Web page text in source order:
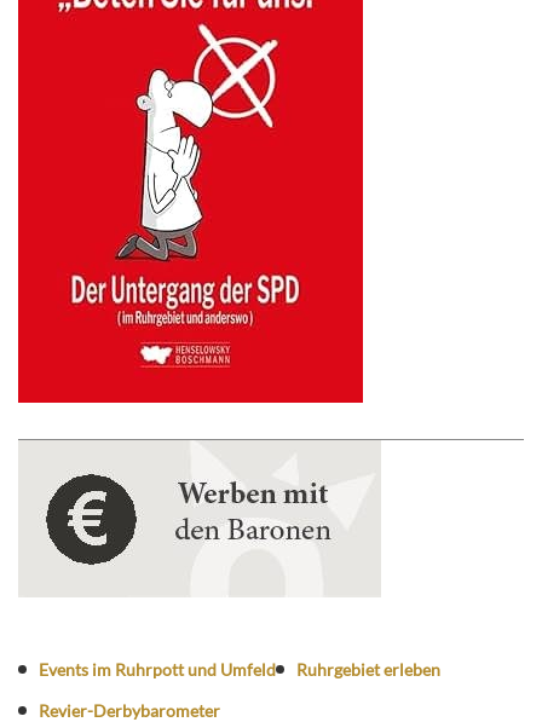
Events im Ruhrpott und Umfeld
Ruhrgebiet erleben
Revier-Derbybarometer